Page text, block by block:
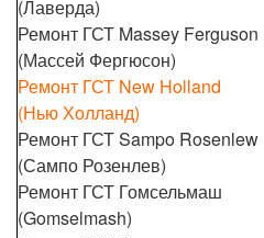
(Лаверда)
Ремонт ГСТ Massey Ferguson
(Массей Фергюсон)
Ремонт ГСТ New Holland
(Нью Холланд)
Ремонт ГСТ Sampo Rosenlew
(Сампо Розенлев)
Ремонт ГСТ Гомсельмаш
(Gomselmash)